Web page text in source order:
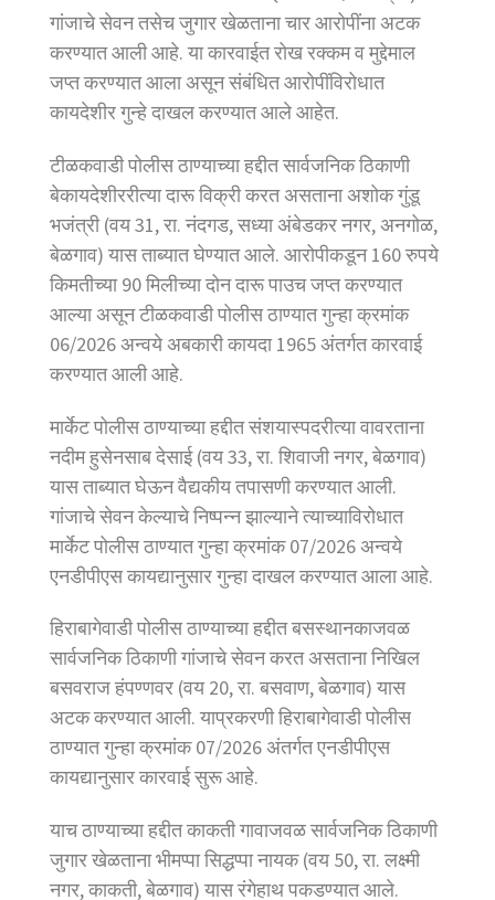
गांजाचे सेवन तसेच जुगार खेळताना चार आरोपींना अटक
करण्यात आली आहे. या कारवाईत रोख रक्कम व मुद्देमाल
जप्त करण्यात आला असून संबंधित आरोपींविरोधात
कायदेशीर गुन्हे दाखल करण्यात आले आहेत.
टीळकवाडी पोलीस ठाण्याच्या हद्दीत सार्वजनिक ठिकाणी
बेकायदेशीररीत्या दारू विक्री करत असताना अशोक गुंडू
भजंत्री (वय 31, रा. नंदगड, सध्या अंबेडकर नगर, अनगोळ,
बेळगाव) यास ताब्यात घेण्यात आले. आरोपीकडून 160 रुपये
किमतीच्या 90 मिलीच्या दोन दारू पाउच जप्त करण्यात
आल्या असून टीळकवाडी पोलीस ठाण्यात गुन्हा क्रमांक
06/2026 अन्वये अबकारी कायदा 1965 अंतर्गत कारवाई
करण्यात आली आहे.
मार्केट पोलीस ठाण्याच्या हद्दीत संशयास्पदरीत्या वावरताना
नदीम हुसेनसाब देसाई (वय 33, रा. शिवाजी नगर, बेळगाव)
यास ताब्यात घेऊन वैद्यकीय तपासणी करण्यात आली.
गांजाचे सेवन केल्याचे निष्पन्न झाल्याने त्याच्याविरोधात
मार्केट पोलीस ठाण्यात गुन्हा क्रमांक 07/2026 अन्वये
एनडीपीएस कायद्यानुसार गुन्हा दाखल करण्यात आला आहे.
हिराबागेवाडी पोलीस ठाण्याच्या हद्दीत बसस्थानकाजवळ
सार्वजनिक ठिकाणी गांजाचे सेवन करत असताना निखिल
बसवराज हंपण्णवर (वय 20, रा. बसवाण, बेळगाव) यास
अटक करण्यात आली. याप्रकरणी हिराबागेवाडी पोलीस
ठाण्यात गुन्हा क्रमांक 07/2026 अंतर्गत एनडीपीएस
कायद्यानुसार कारवाई सुरू आहे.
याच ठाण्याच्या हद्दीत काकती गावाजवळ सार्वजनिक ठिकाणी
जुगार खेळताना भीमप्पा सिद्धप्पा नायक (वय 50, रा. लक्ष्मी
नगर, काकती, बेळगाव) यास रंगेहाथ पकडण्यात आले.